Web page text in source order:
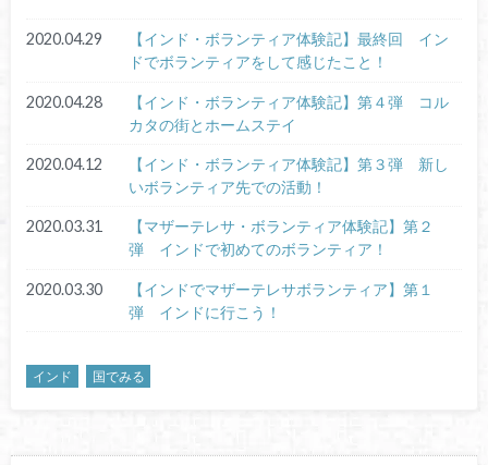
2020.04.29
【インド・ボランティア体験記】最終回 イン
ドでボランティアをして感じたこと！
2020.04.28
【インド・ボランティア体験記】第４弾 コル
カタの街とホームステイ
2020.04.12
【インド・ボランティア体験記】第３弾 新し
いボランティア先での活動！
2020.03.31
【マザーテレサ・ボランティア体験記】第２
弾 インドで初めてのボランティア！
2020.03.30
【インドでマザーテレサボランティア】第１
弾 インドに行こう！
インド 国でみる